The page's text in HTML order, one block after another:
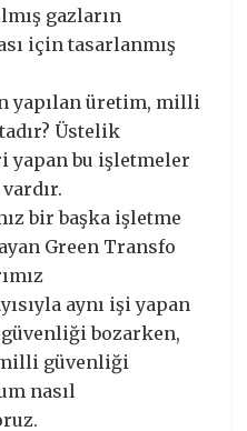
gazların
için tasarlanmış
yapılan üretim, milli
Üstelik
yapan bu işletmeler
bir başka işletme
Green Transfo
aynı işi yapan
bozarken,
güvenliği
nasıl